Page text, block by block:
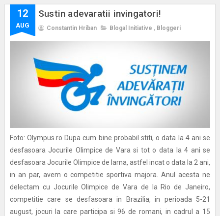
12
AUG
Sustin adevaratii invingatori!
Constantin Hriban Blogal Initiative , Bloggeri
Foto: Olympus.ro Dupa cum bine probabil stiti, o data la 4 ani se
desfasoara Jocurile Olimpice de Vara si tot o data la 4 ani se
desfasoara Jocurile Olimpice de Iarna, astfel incat o data la 2 ani,
in an par, avem o competitie sportiva majora. Anul acesta ne
delectam cu Jocurile Olimpice de Vara de la Rio de Janeiro,
competitie care se desfasoara in Brazilia, in perioada 5-21
august, jocuri la care participa si 96 de romani, in cadrul a 15